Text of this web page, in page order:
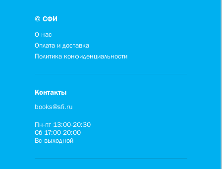
© СФИ
О нас
Оплата и доставка
Политика конфиденциальности
Контакты
books@sfi.ru
Пн-пт 13:00-20:30
Сб 17:00-20:00
Вс выходной